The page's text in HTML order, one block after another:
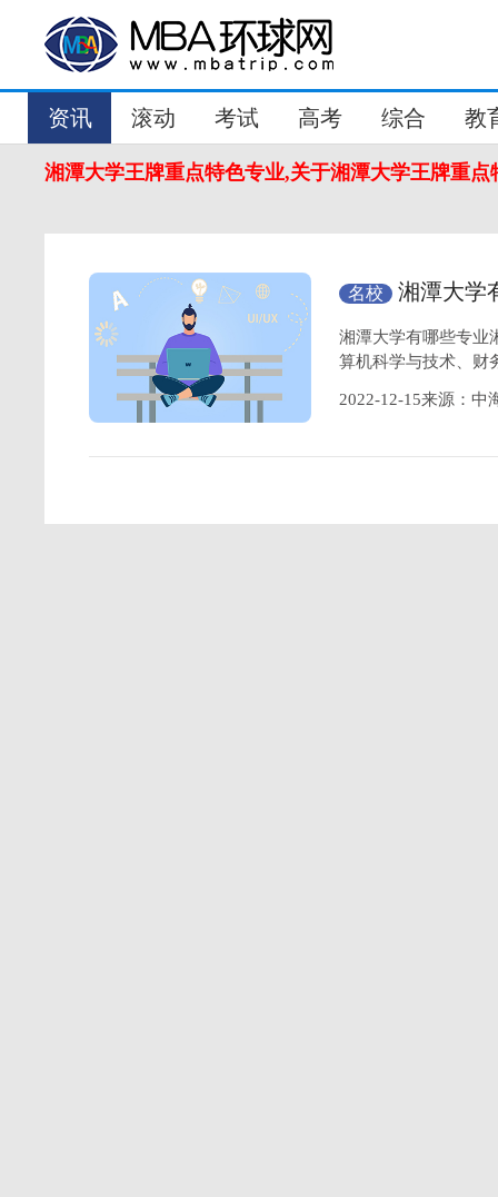
资讯 滚动 考试 高考 综合 教
湘潭大学王牌重点特色专业,关于湘潭大学王牌重
名校
湘潭大学
专业
湘潭大学有哪些专业
算机科学与技术、财
2022-12-15来源：中